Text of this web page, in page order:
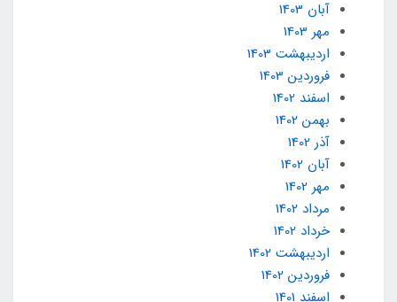
آبان 1403
مهر 1403
ارديبهشت 1403
فروردین 1403
اسفند 1402
بهمن 1402
آذر 1402
آبان 1402
مهر 1402
مرداد 1402
خرداد 1402
ارديبهشت 1402
فروردین 1402
اسفند 1401